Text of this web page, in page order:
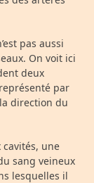
pas aussi
On voit ici
deux
par
direction du
une
sang veineux
lesquelles il